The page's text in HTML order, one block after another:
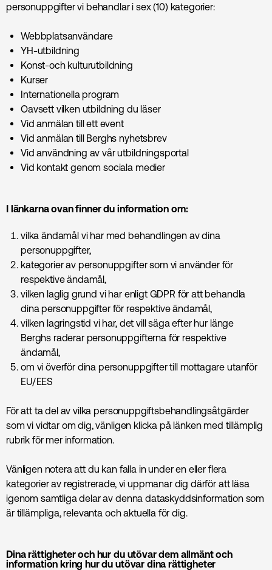
personuppgifter vi behandlar i sex (10) kategorier:
Webbplatsanvändare
YH-utbildning
Konst-och kulturutbildning
Kurser
Internationella program
Oavsett vilken utbildning du läser
Vid anmälan till ett event
Vid anmälan till Berghs nyhetsbrev
Vid användning av vår utbildningsportal
Vid kontakt genom sociala medier
I länkarna ovan finner du information om:
vilka ändamål vi har med behandlingen av dina
personuppgifter,
kategorier av personuppgifter som vi använder för
respektive ändamål,
vilken laglig grund vi har enligt GDPR för att behandla
dina personuppgifter för respektive ändamål,
vilken lagringstid vi har, det vill säga efter hur länge
Berghs raderar personuppgifterna för respektive
ändamål,
om vi överför dina personuppgifter till mottagare utanför
EU/EES
För att ta del av vilka personuppgiftsbehandlingsåtgärder
som vi vidtar om dig, vänligen klicka på länken med tillämplig
rubrik för mer information.
Vänligen notera att du kan falla in under en eller flera
kategorier av registrerade, vi uppmanar dig därför att läsa
igenom samtliga delar av denna dataskyddsinformation som
är tillämpliga, relevanta och aktuella för dig.
Dina rättigheter och hur du utövar demallmänt och
information kring hur du utövar dina rättigheter